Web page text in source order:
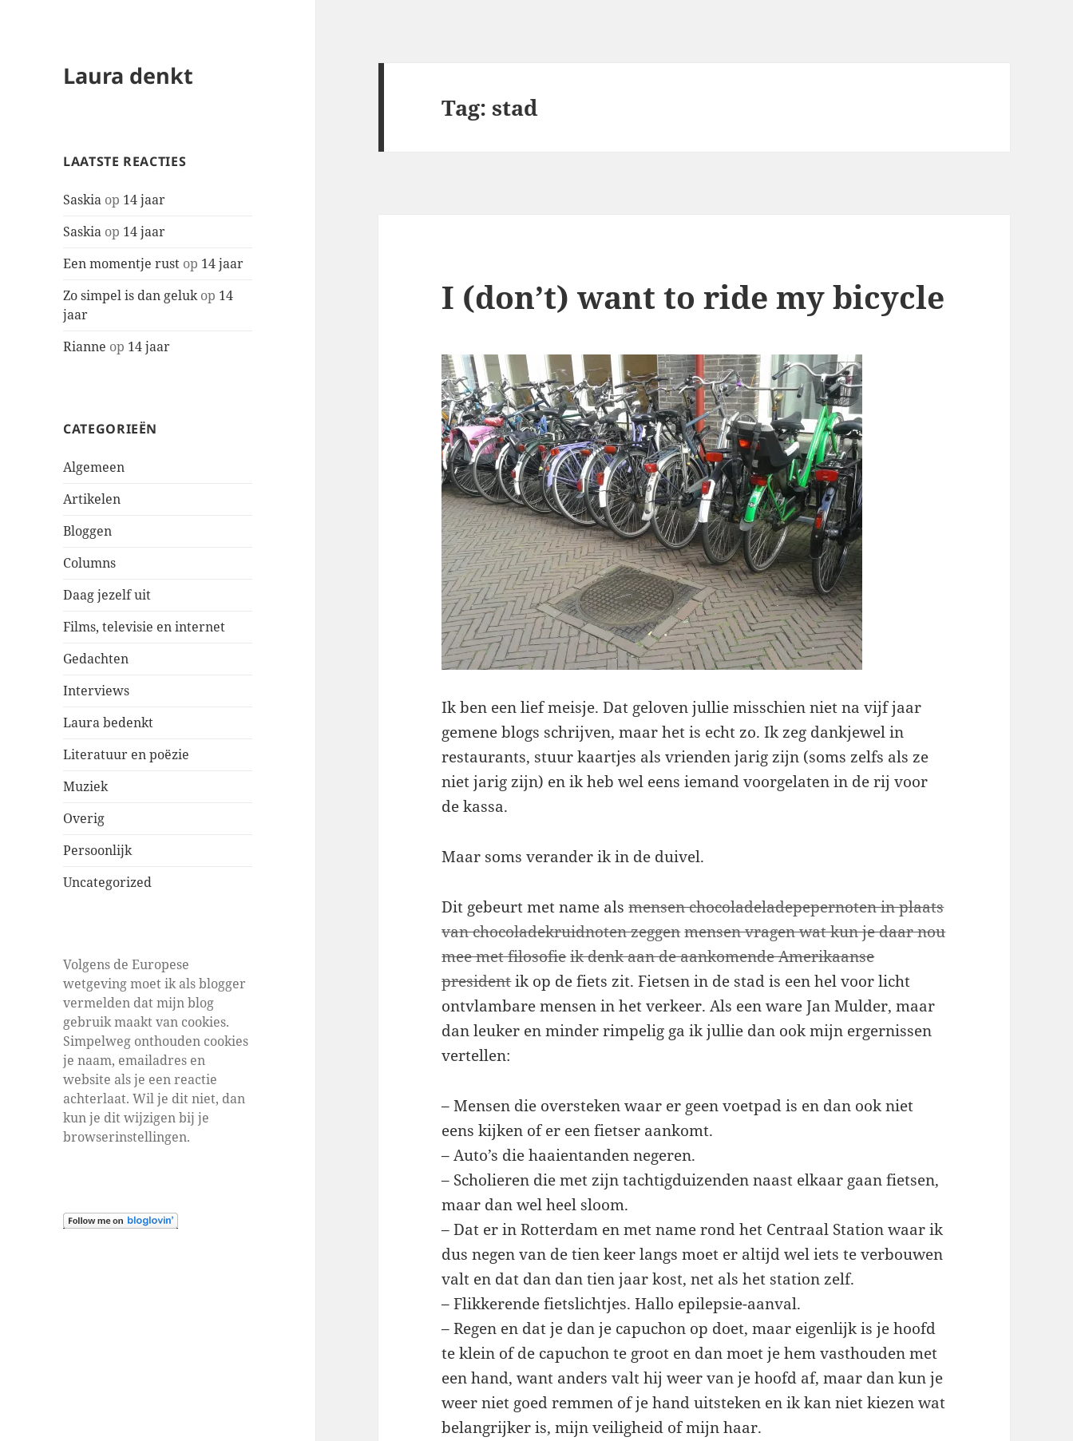
Laura denkt
LAATSTE REACTIES
Saskia op 14 jaar
Saskia op 14 jaar
Een momentje rust op 14 jaar
Zo simpel is dan gelukop 14
jaar
Rianne op 14 jaar
CATEGORIEËN
Algemeen
Artikelen
Bloggen
Columns
Daag jezelf uit
Films, televisie en internet
Gedachten
Interviews
Laura bedenkt
Literatuur en poëzie
Muziek
Overig
Persoonlijk
Uncategorized
Volgens de Europese
wetgeving moet ik als blogger
vermelden dat mijn blog
gebruik maakt van cookies.
Simpelweg onthouden cookies
je naam, emailadres en
website als je een reactie
achterlaat. Wil je dit niet, dan
kun je dit wijzigen bij je
browserinstellingen.
Tag:stad
I (don’t) want to ride my bicycle
Ik ben een lief meisje. Dat geloven jullie misschien niet na vijf jaar
gemene blogs schrijven, maar het is echt zo. Ik zeg dankjewel in
restaurants, stuur kaartjes als vrienden jarig zijn (soms zelfs als ze
niet jarig zijn) en ik heb wel eens iemand voorgelaten in de rij voor
de kassa.
Maar soms verander ik in de duivel.
Dit gebeurt met name alsmensen chocoladeladepepernoten in plaats
van chocoladekruidnoten zeggenmensen vragen wat kun je daar nou
mee met filosofieik denk aan de aankomende Amerikaanse
presidentik op de fiets zit. Fietsen in de stad is een hel voor licht
ontvlambare mensen in het verkeer. Als een ware Jan Mulder, maar
dan leuker en minder rimpelig ga ik jullie dan ook mijn ergernissen
vertellen:
– Mensen die oversteken waar er geen voetpad is en dan ook niet
eens kijken of er een fietser aankomt.
– Auto’s die haaientanden negeren.
– Scholieren die met zijn tachtigduizenden naast elkaar gaan fietsen,
maar dan wel heel sloom.
– Dat er in Rotterdam en met name rond het Centraal Station waar ik
dus negen van de tien keer langs moet er altijd wel iets te verbouwen
valt en dat dan dan tien jaar kost, net als het station zelf.
– Flikkerende fietslichtjes. Hallo epilepsie-aanval.
– Regen en dat je dan je capuchon op doet, maar eigenlijk is je hoofd
te klein of de capuchon te groot en dan moet je hem vasthouden met
een hand, want anders valt hij weer van je hoofd af, maar dan kun je
weer niet goed remmen of je hand uitsteken en ik kan niet kiezen wat
belangrijker is, mijn veiligheid of mijn haar.